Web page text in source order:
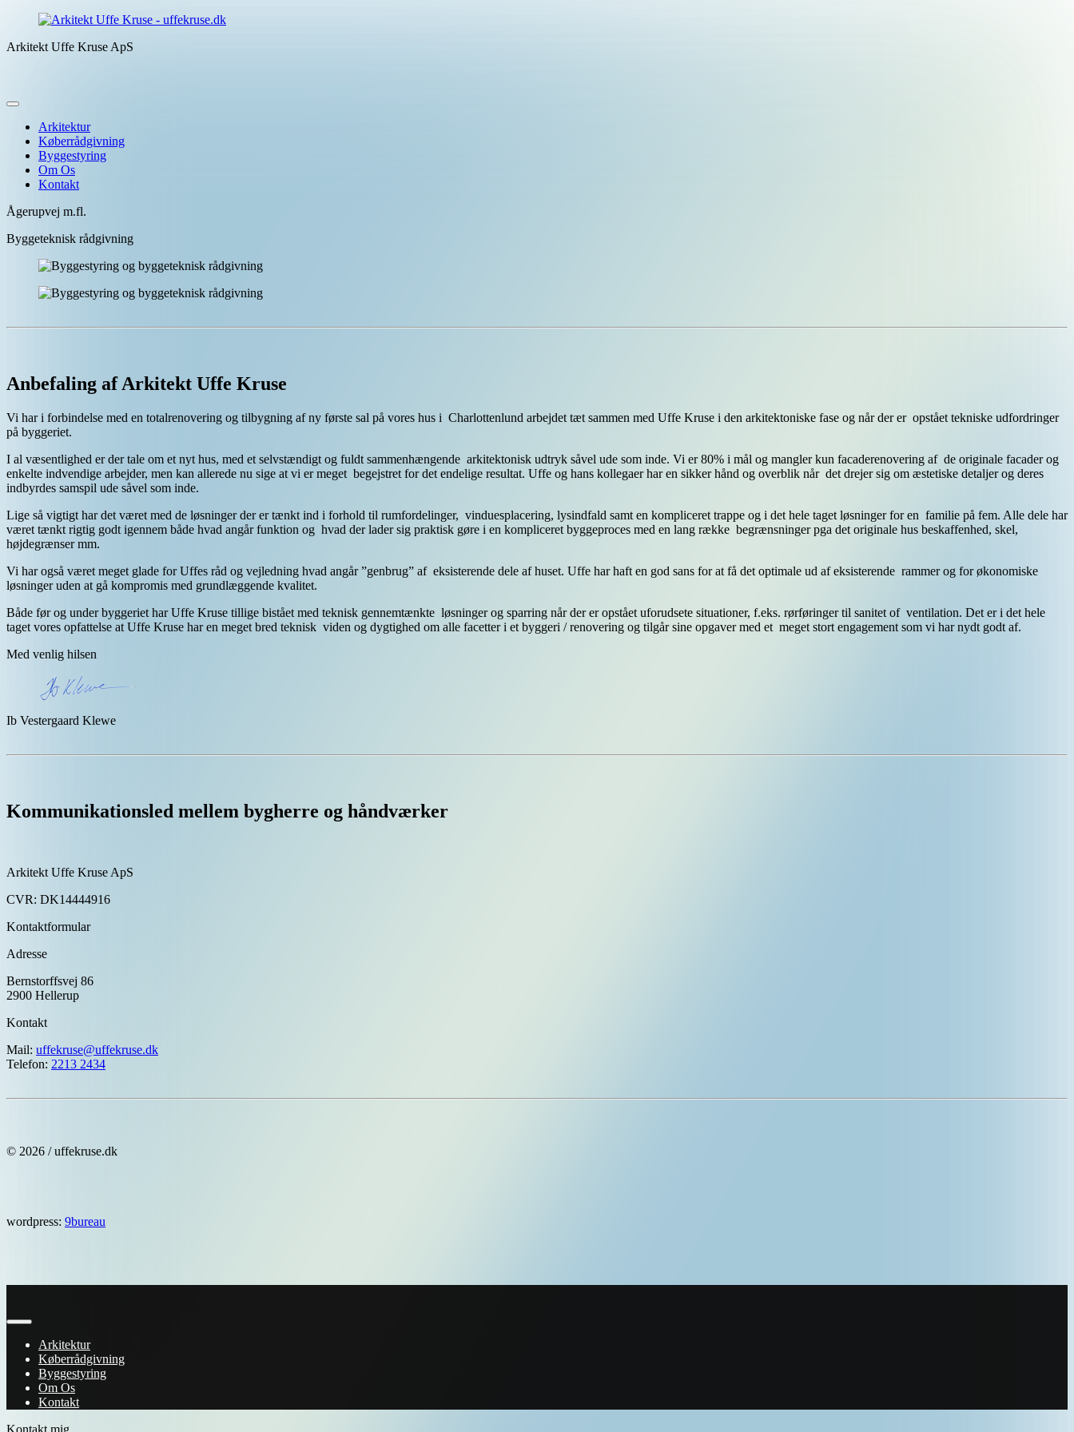
indhold
Arkitekt Uffe Kruse ApS
Menu
Arkitektur
Køberrådgivning
Byggestyring
Om Os
Kontakt
Ågerupvej m.fl.
Byggeteknisk rådgivning
Anbefaling af Arkitekt Uffe Kruse
Vi har i forbindelse med en totalrenovering og tilbygning af ny første sal på vores hus i Charlottenlund arbejdet tæt sammen med Uffe Kruse i den arkitektoniske fase og når der er opstået tekniske udfordringer
på byggeriet.
I al væsentlighed er der tale om et nyt hus, med et selvstændigt og fuldt sammenhængende arkitektonisk udtryk såvel ude som inde. Vi er 80% i mål og mangler kun facaderenovering af de originale facader og
enkelte indvendige arbejder, men kan allerede nu sige at vi er meget begejstret for det endelige resultat. Uffe og hans kollegaer har en sikker hånd og overblik når det drejer sig om æstetiske detaljer og deres
indbyrdes samspil ude såvel som inde.
Lige så vigtigt har det været med de løsninger der er tænkt ind i forhold til rumfordelinger, vinduesplacering, lysindfald samt en kompliceret trappe og i det hele taget løsninger for en familie på fem. Alle dele har
været tænkt rigtig godt igennem både hvad angår funktion og hvad der lader sig praktisk gøre i en kompliceret byggeproces med en lang række begrænsninger pga det originale hus beskaffenhed, skel,
højdegrænser mm.
Vi har også været meget glade for Uffes råd og vejledning hvad angår ”genbrug” af eksisterende dele af huset. Uffe har haft en god sans for at få det optimale ud af eksisterende rammer og for økonomiske
løsninger uden at gå kompromis med grundlæggende kvalitet.
Både før og under byggeriet har Uffe Kruse tillige bistået med teknisk gennemtænkte løsninger og sparring når der er opstået uforudsete situationer, f.eks. rørføringer til sanitet of ventilation. Det er i det hele
taget vores opfattelse at Uffe Kruse har en meget bred teknisk viden og dygtighed om alle facetter i et byggeri / renovering og tilgår sine opgaver med et meget stort engagement som vi har nydt godt af.
Med venlig hilsen
Ib Vestergaard Klewe
Kommunikationsled mellem bygherre og håndværker
Arkitekt Uffe Kruse ApS
CVR: DK14444916
Kontaktformular
Adresse
Bernstorffsvej 86
2900 Hellerup
Kontakt
Mail: uffekruse@uffekruse.dk
Telefon: 2213 2434
© 2026 / uffekruse.dk
wordpress: 9bureau
Luk
Arkitektur
Køberrådgivning
Byggestyring
Om Os
Kontakt
Kontakt mig